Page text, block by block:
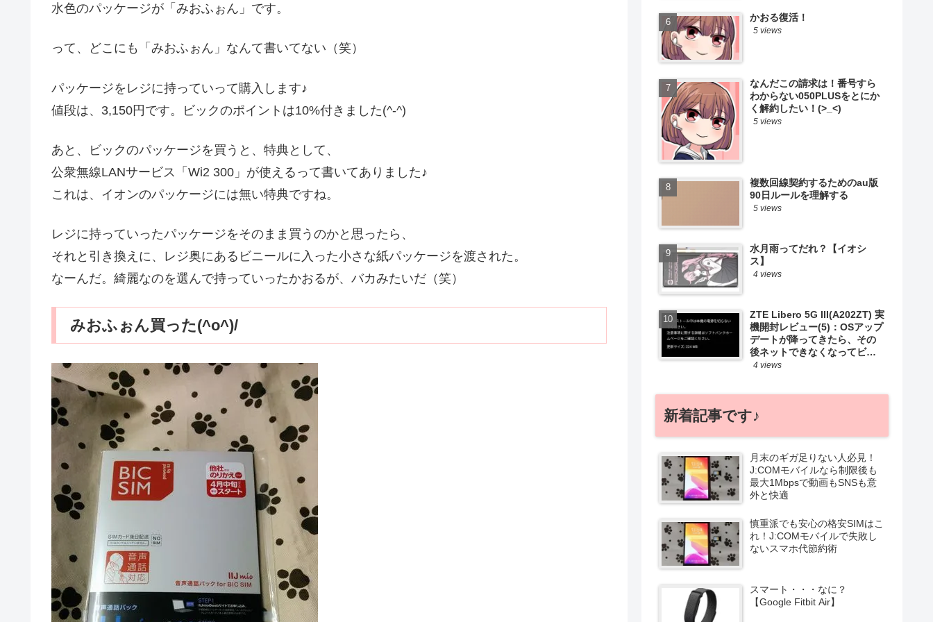
水色のパッケージが「みおふぉん」です。
って、どこにも「みおふぉん」なんて書いてない（笑）
パッケージをレジに持っていって購入します♪
値段は、3,150円です。ビックのポイントは10%付きました(^-^)
あと、ビックのパッケージを買うと、特典として、
公衆無線LANサービス「Wi2 300」が使えるって書いてありました♪
これは、イオンのパッケージには無い特典ですね。
レジに持っていったパッケージをそのまま買うのかと思ったら、
それと引き換えに、レジ奥にあるビニールに入った小さな紙パッケージを渡された。
なーんだ。綺麗なのを選んで持っていったかおるが、バカみたいだ（笑）
みおふぉん買った(^o^)/
かおる復活！
5 views
なんだこの請求は！番号すら
わからない050PLUSをとにか
く解約したい！(>_<)
5 views
複数回線契約するためのau版
90日ルールを理解する
5 views
水月雨ってだれ？【イオシ
ス】
4 views
ZTE Libero 5G III(A202ZT) 実
機開封レビュー(5)：OSアップ
デートが降ってきたら、その
後ネットできなくなってビビ
ったお話
4 views
新着記事です♪
月末のギガ足りない人必見！
J:COMモバイルなら制限後も
最大1Mbpsで動画もSNSも意
外と快適
慎重派でも安心の格安SIMはこ
れ！J:COMモバイルで失敗し
ないスマホ代節約術
スマート・・・なに？
【Google Fitbit Air】